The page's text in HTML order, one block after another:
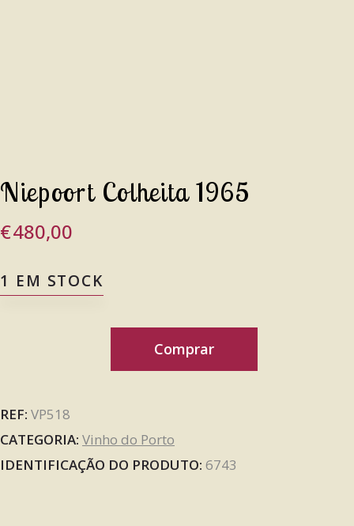
Niepoort Colheita 1965
€480,00
1 EM STOCK
Comprar
REF: VP518
CATEGORIA: Vinho do Porto
IDENTIFICAÇÃO DO PRODUTO: 6743